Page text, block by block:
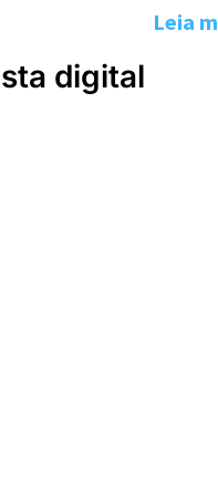
Leia
digital